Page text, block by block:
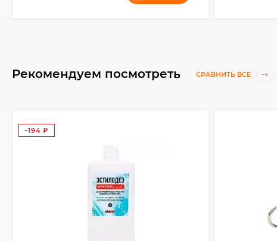
Рекомендуем посмотреть СРАВНИТЬ ВСЕ
-194 ₽